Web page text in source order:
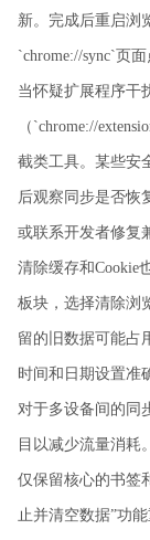
新。完成后重启浏
`chrome://sync`页
当怀疑扩展程序干
（`chrome://
截类工具。某些安
后观察同步是否恢
或联系开发者修复
清除缓存和Cookie
板块，选择清除浏
留的旧数据可能占
时间和日期设置准
对于多设备间的同
目以减少流量消耗
仅保留核心的书签
止并清空数据”功